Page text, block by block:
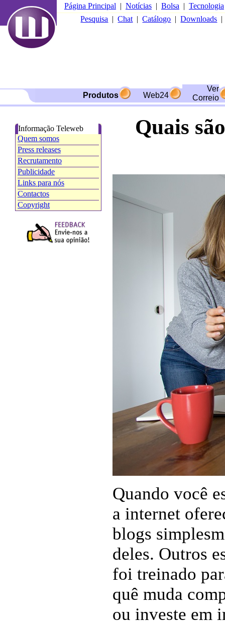
Página Principal | Notícias | Bolsa | Tecnologia
Pesquisa |Chat |Catálogo |Downloads
Produtos Web24
Ver
Correio
Informação Teleweb
Quem somos
Press releases
Recrutamento
Publicidade
Links para nós
Contactos
Copyright
Quais
Quando você
a internet
blogs
deles. Outros
foi treinado
quê muda
ou investe em